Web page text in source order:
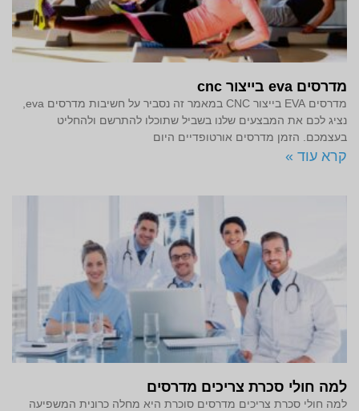
מדרסים eva בייצור cnc
נציג לכם את המבצעים שלנו בשביל שתוכלו להתרשם ולהחליט
בעצמכם. הזמן מדרסים אורטופדיים היום
קרא עוד »
למה חולי סכרת צריכים מדרסים
למה חולי סכרת צריכים מדרסים סוכרת היא מחלה כרונית המשפיעה